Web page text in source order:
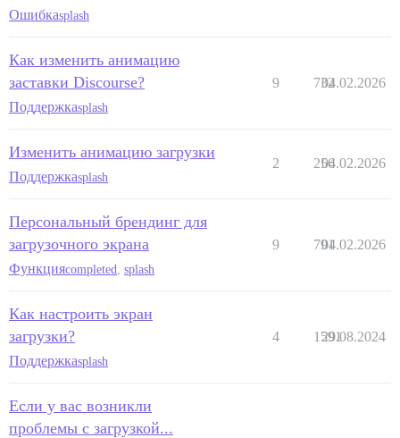
Ошибкаsplash
Как изменить анимацию
заставки Discourse?
Поддержкаsplash
9 732
04.02.2026
Изменить анимацию загрузки
Поддержкаsplash
2 256
04.02.2026
Персональный брендинг для
загрузочного экрана
Функцияcompleted splash
9 791
04.02.2026
Как настроить экран
загрузки?
Поддержкаsplash
4 1591
29.08.2024
Если у вас возникли
проблемы с загрузкой...